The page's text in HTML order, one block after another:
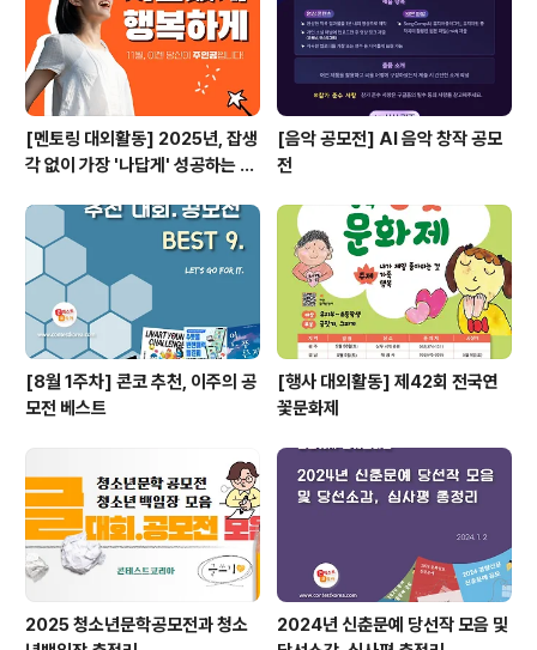
[멘토링 대외활동] 2025년, 잡생
각 없이 가장 '나답게' 성공하는 법
[음악 공모전] AI 음악 창작 공모
전
[8월 1주차] 콘코 추천, 이주의 공
모전 베스트
[행사 대외활동] 제42회 전국연
꽃문화제
2025 청소년문학공모전과 청소
2024년 신춘문예 당선작 모음 및